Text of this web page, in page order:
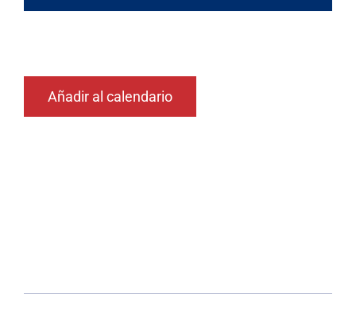
Añadir al calendario